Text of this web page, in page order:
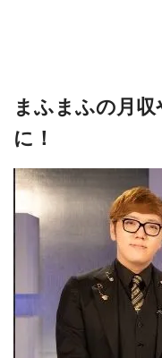
まふまふの月
に！